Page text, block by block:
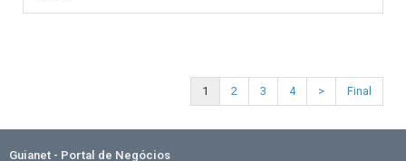
1 2 3 4 > Final
Guianet - Portal de Negócios